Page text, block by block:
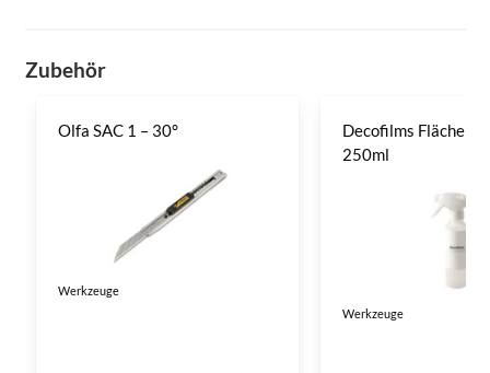
Zubehör
Olfa SAC 1 – 30°
Werkzeuge
Decofilms
250ml
Werkzeuge